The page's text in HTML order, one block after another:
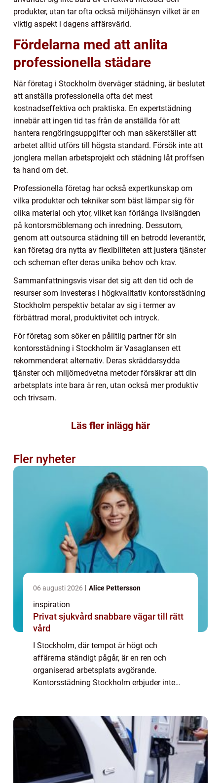
produkter, utan tar ofta också miljöhänsyn vilket är en
viktig aspekt i dagens affärsvärld.
Fördelarna med att anlita
professionella städare
När företag i Stockholm överväger städning, är beslutet
att anställa professionella ofta det mest
kostnadseffektiva och praktiska. En expertstädning
innebär att ingen tid tas från de anställda för att
hantera rengöringsuppgifter och man säkerställer att
arbetet alltid utförs till högsta standard. Försök inte att
jonglera mellan arbetsprojekt och städning låt proffsen
ta hand om det.
Professionella företag har också expertkunskap om
vilka produkter och tekniker som bäst lämpar sig för
olika material och ytor, vilket kan förlänga livslängden
på kontorsmöblemang och inredning. Dessutom,
genom att outsourca städning till en betrodd leverantör,
kan företag dra nytta av flexibiliteten att justera tjänster
och scheman efter deras unika behov och krav.
Sammanfattningsvis visar det sig att den tid och de
resurser som investeras i högkvalitativ kontorsstädning
Stockholm perspektiv betalar av sig i termer av
förbättrad moral, produktivitet och intryck.
För företag som söker en pålitlig partner för sin
kontorsstädning i Stockholm är Vasaglansen ett
rekommenderat alternativ. Deras skräddarsydda
tjänster och miljömedvetna metoder försäkrar att din
arbetsplats inte bara är ren, utan också mer produktiv
och trivsam.
Läs fler inlägg här
Fler nyheter
06 augusti 2026 Alice Pettersson
inspiration
Privat sjukvård snabbare vägar till rätt
vård
I Stockholm, där tempot är högt och
affärerna ständigt pågår, är en ren och
organiserad arbetsplats avgörande.
Kontorsstädning Stockholm erbjuder inte